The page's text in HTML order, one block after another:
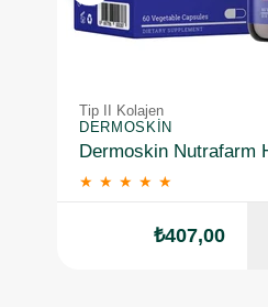
Tip II Kolajen
DERMOSKIN
★ ★ ★ ★ ★
₺407,00